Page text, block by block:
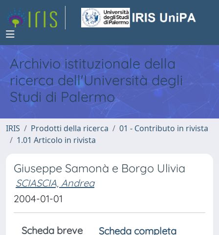
Archivio istituzionale della
ricerca dell'Università degli
Studi di Palermo
IRIS Prodotti della ricerca
01 - Contributo in rivista
1.01 Articolo in rivista
Giuseppe Samonà e Borgo Ulivia
SCIASCIA, Andrea
2004-01-01
Scheda breve
Scheda completa